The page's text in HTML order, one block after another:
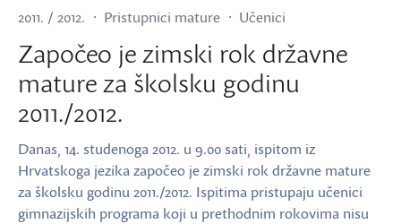
2011. / 2012. Pristupnici mature Učenici
Započeo je zimski rok državne
mature za školsku godinu
2011./2012.
Danas, 14. studenoga 2012. u 9.00 sati, ispitom iz
Hrvatskoga jezika započeo je zimski rok državne mature
za školsku godinu 2011./2012. Ispitima pristupaju učenici
gimnazijskih programa koji u prethodnim rokovima nisu